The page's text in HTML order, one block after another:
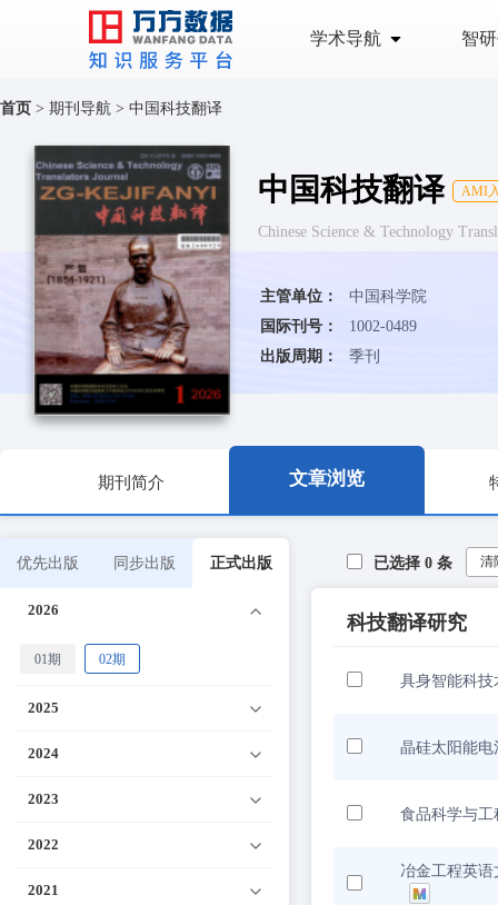
学术导航 智
首页 > 期刊导航 > 中国科技翻译
中国科技翻译 AMI
Chinese Science & Technology
主管单位：
中国科学院
国际刊号：
1002-0489
出版周期：
季刊
期刊简介 文章浏览
优先出版 同步出版 正式出版
2026
01期 02期
2025
2024
2023
2022
2021
已选择 0 条 清
科技翻译研究
具身智能科
晶硅太阳能
食品科学与
冶金工程英语